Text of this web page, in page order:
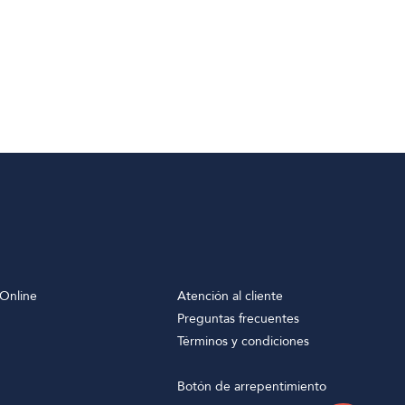
Atención al cliente
Preguntas frecuentes
Términos y condiciones
Botón de arrepentimiento